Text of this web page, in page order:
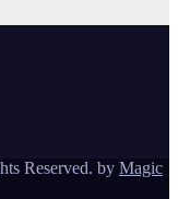
Reserved. by Magic